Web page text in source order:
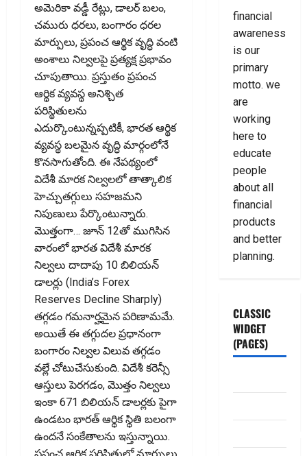
అమెరికా వడ్డీ రేట్లు, డాలర్‌ బలం,
చమురు ధరలు, బంగారం ధరల
మార్పులు, ప్రపంచ ఆర్థిక వృద్ధి వంటి
అంశాలు నిల్వలపై ప్రత్యక్ష ప్రభావం
చూపుతాయి. ప్రస్తుతం ప్రపంచ
ఆర్థిక వ్యవస్థ అనిశ్చిత
పరిస్థితులను
ఎదుర్కొంటున్నప్పటికీ, భారత ఆర్థిక
వ్యవస్థ బలమైన వృద్ధి మార్గంలోనే
కొనసాగుతోంది. ఈ నేపథ్యంలో
విదేశీ మారక నిల్వలలో తాత్కాలిక
హెచ్చుతగ్గులు సహజమని
నిపుణులు పేర్కొంటున్నారు.
మొత్తంగా… జూన్‌ 12తో ముగిసిన
వారంలో భారత విదేశీ మారక
నిల్వలు దాదాపు 10 బిలియన్‌
డాలర్లు (India’s Forex
Reserves Decline Sharply)
తగ్గడం గమనార్హమైన పరిణామమే.
అయితే ఈ తగ్గుదల ప్రధానంగా
బంగారం నిల్వల విలువ తగ్గడం
వల్లే చోటుచేసుకుంది. విదేశీ కరెన్సీ
ఆస్తులు పెరగడం, మొత్తం నిల్వలు
ఇంకా 671 బిలియన్‌ డాలర్లకు పైగా
ఉండటం భారత్‌ ఆర్థిక స్థితి బలంగా
ఉందనే సంకేతాలను ఇస్తున్నాయి.
financial
awareness
is our
primary
motto. we
are
working
here to
educate
people
about all
financial
products
and better
planning.
CLASSIC
WIDGET
(PAGES)